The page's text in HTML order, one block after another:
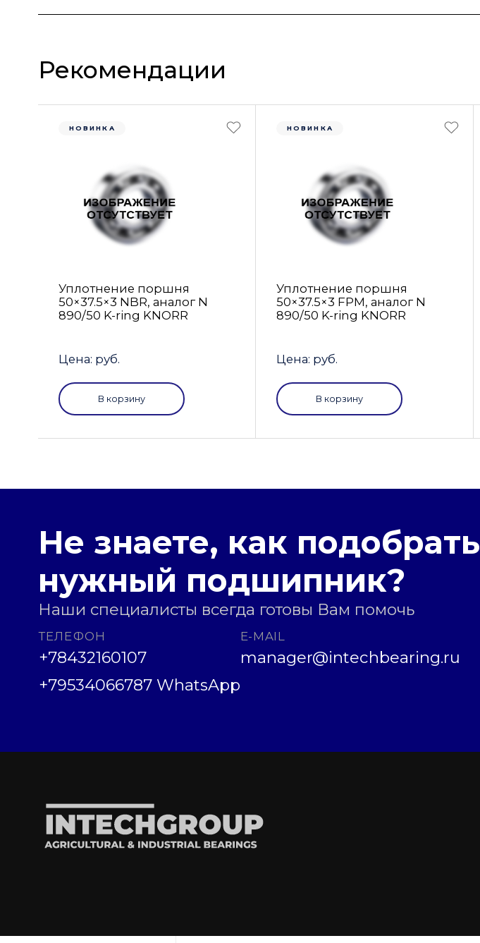
Рекомендации
НОВИНКА
Уплотнение поршня
50×37.5×3 NBR, аналог N
890/50 K-ring KNORR
Цена: руб.
В корзину
НОВИНКА
Уплотнение поршня
50×37.5×3 FРM, аналог N
890/50 K-ring KNORR
Цена: руб.
В корзину
Не знаете, как подобрать
нужный подшипник?
Наши специалисты всегда готовы Вам помочь
ТЕЛЕФОН
+78432160107
+79534066787 WhatsApp
E-MAIL
manager@intechbearing.ru